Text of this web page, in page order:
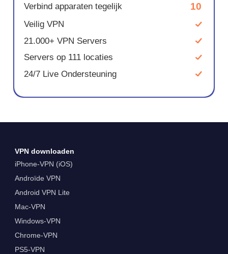
Verbind apparaten tegelijk 10
Veilig VPN
21.000+ VPN Servers
Servers op 111 locaties
24/7 Live Ondersteuning
VPN downloaden
iPhone-VPN (iOS)
Androïde VPN
Android VPN Lite
Mac-VPN
Windows-VPN
Chrome-VPN
PS5-VPN